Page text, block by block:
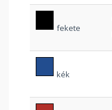
fekete
kék